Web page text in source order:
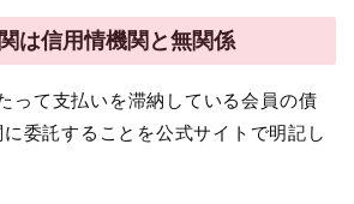
は信用情機関と無関係
って支払いを滞納している会員の債
委託することを公式サイトで明記し